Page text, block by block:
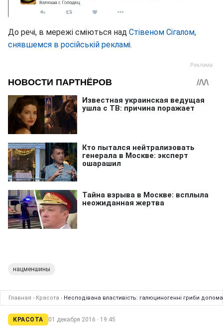
До речі, в мережі сміються над Стівеном Сігалом,
снявшемся в російській рекламі.
нацменшины
Главная › Красота › Несподівана властивість: галюциногенні гриби
КРАСОТА 01 декабря 2016 · 19:45